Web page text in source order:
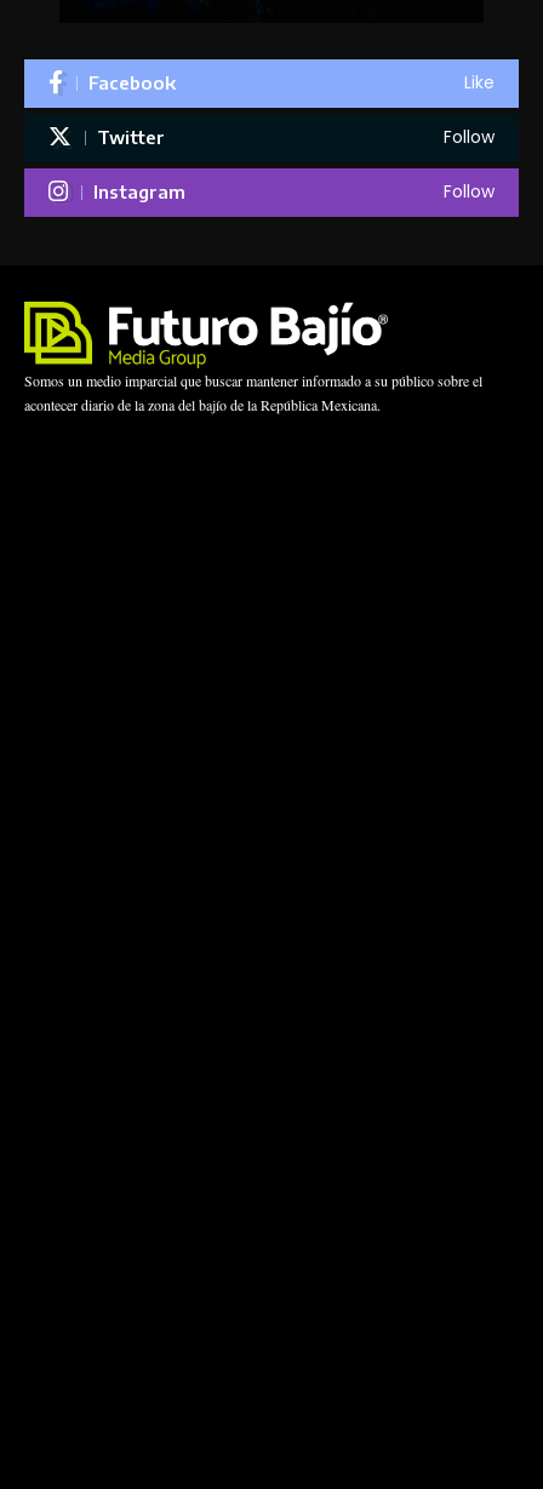
Facebook Like
Twitter Follow
Instagram Follow
Somos un medio imparcial que buscar mantener informado a su público sobre el
acontecer diario de la zona del bajío de la República Mexicana.